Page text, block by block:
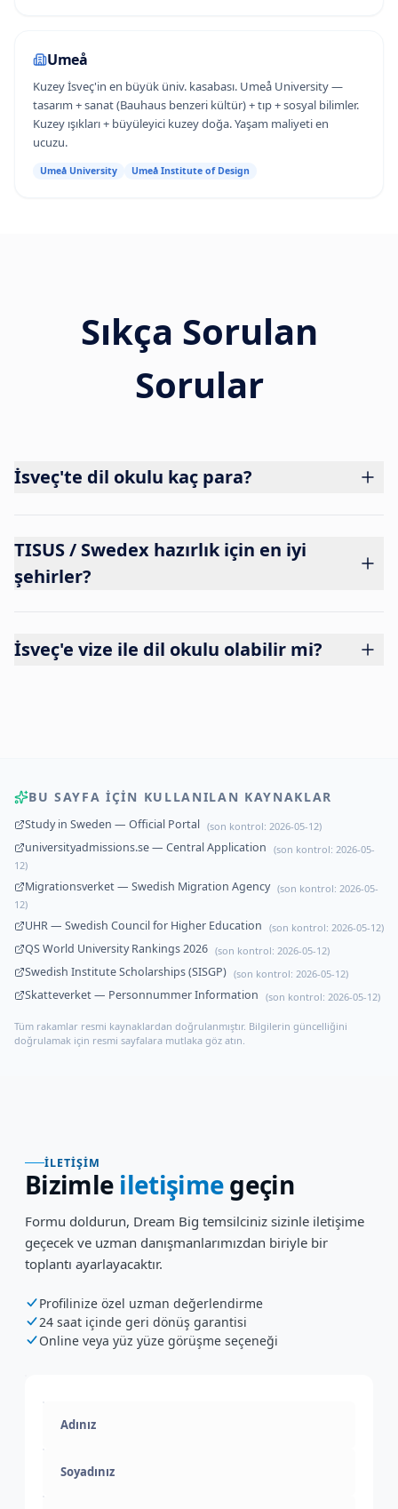
Umeå
Kuzey İsveç'in en büyük üniv. kasabası. Umeå University —
tasarım + sanat (Bauhaus benzeri kültür) + tıp + sosyal bilimler.
Kuzey ışıkları + büyüleyici kuzey doğa. Yaşam maliyeti en
ucuzu.
Umeå University Umeå Institute of Design
Sıkça Sorulan
Sorular
İsveç'te dil okulu kaç para?
TISUS / Swedex hazırlık için en iyi
şehirler?
İsveç'e vize ile dil okulu olabilir mi?
BU SAYFA IÇIN KULLANILAN KAYNAKLAR
Study in Sweden — Official Portal (son kontrol: 2026-05-12)
universityadmissions.se — Central Application (son kontrol: 2026-05-
12)
Migrationsverket — Swedish Migration Agency (son kontrol: 2026-05-
12)
UHR — Swedish Council for Higher Education (son kontrol: 2026-05-12)
QS World University Rankings 2026 (son kontrol: 2026-05-12)
Swedish Institute Scholarships (SISGP) (son kontrol: 2026-05-12)
Skatteverket — Personnummer Information (son kontrol: 2026-05-12)
Tüm rakamlar resmi kaynaklardan doğrulanmıştır. Bilgilerin güncelliğini
doğrulamak için resmi sayfalara mutlaka göz atın.
İLETIŞIM
Bizimle iletişimegeçin
Formu doldurun, Dream Big temsilciniz sizinle iletişime
geçecek ve uzman danışmanlarımızdan biriyle bir
toplantı ayarlayacaktır.
Profilinize özel uzman değerlendirme
24 saat içinde geri dönüş garantisi
Online veya yüz yüze görüşme seçeneği